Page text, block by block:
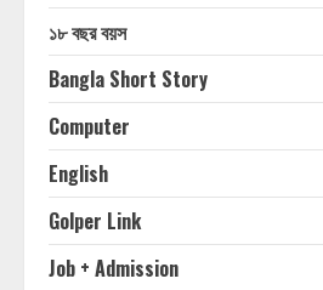
১৮ বছর বয়স
Bangla Short Story
Computer
English
Golper Link
Job + Admission